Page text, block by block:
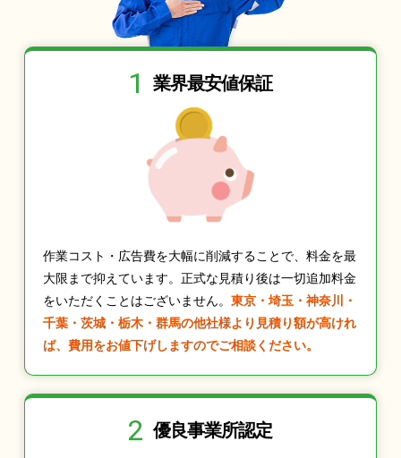
1 業界最安値保証
作業コスト・広告費を大幅に削減することで、料金を最
大限まで抑えています。正式な見積り後は一切追加料金
をいただくことはございません。 東京・埼玉・神奈川・
千葉・茨城・栃木・群馬の他社様より見積り額が高けれ
ば、費用をお値下げしますのでご相談ください。
2 優良事業所認定